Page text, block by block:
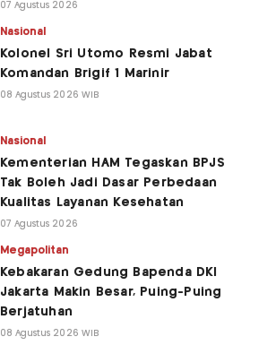
07 Agustus 2026
Nasional
Kolonel Sri Utomo Resmi Jabat
Komandan Brigif 1 Marinir
08 Agustus 2026 WIB
Nasional
Kementerian HAM Tegaskan BPJS
Tak Boleh Jadi Dasar Perbedaan
Kualitas Layanan Kesehatan
07 Agustus 2026
Megapolitan
Kebakaran Gedung Bapenda DKI
Jakarta Makin Besar, Puing-Puing
Berjatuhan
08 Agustus 2026 WIB